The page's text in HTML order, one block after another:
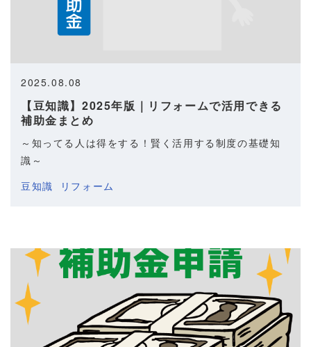
【豆知識】2025年版｜リフォームで活用できる
補助金まとめ
2025.08.08
～知ってる人は得をする！賢く活用する制度の基礎知
識～
豆知識
リフォーム